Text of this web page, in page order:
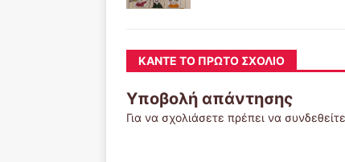
ΚΆΝΤΕ ΤΟ ΠΡΏΤΟ ΣΧΌΛΙΟ
Υποβολή απάντησης
Για να σχολιάσετε πρέπει να συνδεθείτε